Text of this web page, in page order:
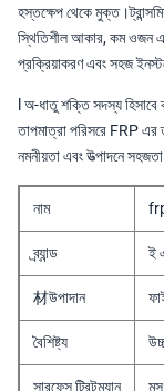
হস্তক্ষেপ থেকে
স্থিতিশীল আকার, কম ওজন
প্রক্রিয়াকরণ এবং সহজ
l অ-ধাতু শক্তি সদস্য হিসাবে
তাপমাত্রা পরিসরে FRP এর
নমনীয়তা এবং উত্পাদনে
নাম
ব্র্যান্ড ই
材উপাদান
বৈশিষ্ট্য
সারফেস ট্রিটম্যান